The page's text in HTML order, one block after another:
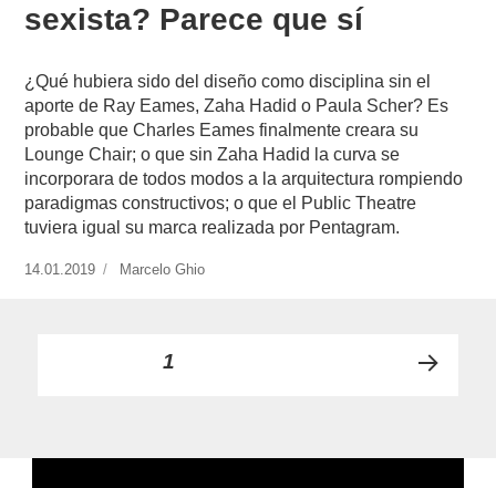
sexista? Parece que sí
¿Qué hubiera sido del diseño como disciplina sin el
aporte de Ray Eames, Zaha Hadid o Paula Scher? Es
probable que Charles Eames finalmente creara su
Lounge Chair; o que sin Zaha Hadid la curva se
incorporara de todos modos a la arquitectura rompiendo
paradigmas constructivos; o que el Public Theatre
tuviera igual su marca realizada por Pentagram.
Publicado
14.01.2019
https://www.experimenta.es/author/marcelo-
Marcelo Ghio
Paginación
entradas
PÁGINA1
NA